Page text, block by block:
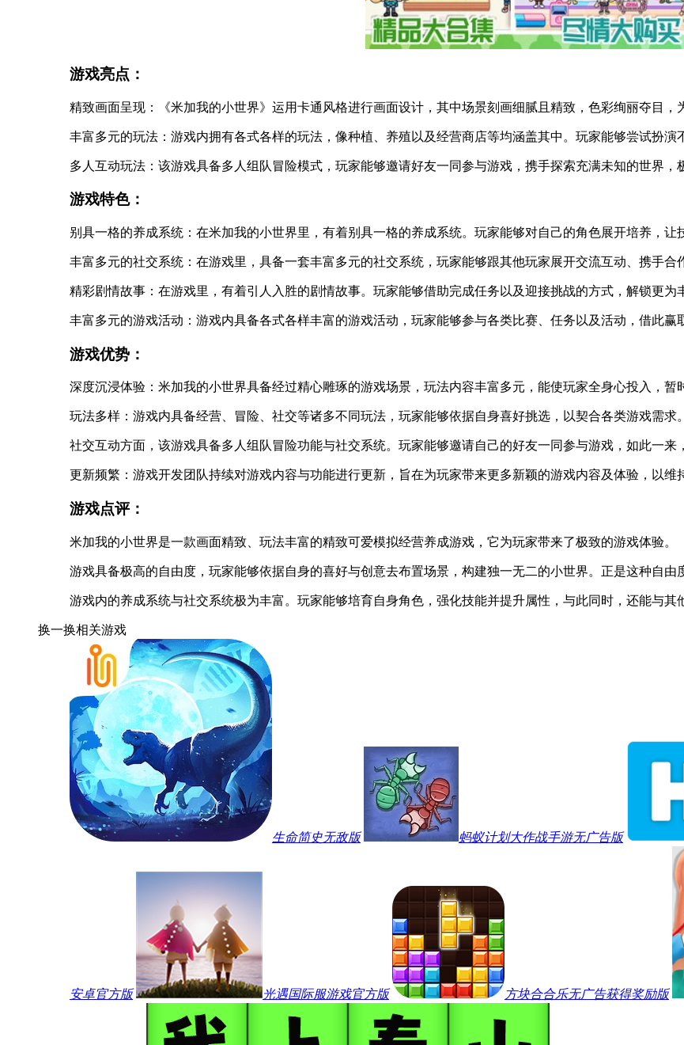
游戏亮点：
精致画面呈现：《米加我的小世界》运用卡通风格进行画面设计，其中场景刻画细腻且精致，色彩绚丽夺目，
丰富多元的玩法：游戏内拥有各式各样的玩法，像种植、养殖以及经营商店等均涵盖其中。玩家能够尝试扮演
多人互动玩法：该游戏具备多人组队冒险模式，玩家能够邀请好友一同参与游戏，携手探索充满未知的世界，
游戏特色：
别具一格的养成系统：在米加我的小世界里，有着别具一格的养成系统。玩家能够对自己的角色展开培养，让
丰富多元的社交系统：在游戏里，具备一套丰富多元的社交系统，玩家能够跟其他玩家展开交流互动、携手合
精彩剧情故事：在游戏里，有着引人入胜的剧情故事。玩家能够借助完成任务以及迎接挑战的方式，解锁更为
丰富多元的游戏活动：游戏内具备各式各样丰富的游戏活动，玩家能够参与各类比赛、任务以及活动，借此赢
游戏优势：
深度沉浸体验：米加我的小世界具备经过精心雕琢的游戏场景，玩法内容丰富多元，能使玩家全身心投入，暂
玩法多样：游戏内具备经营、冒险、社交等诸多不同玩法，玩家能够依据自身喜好挑选，以契合各类游戏需求。
社交互动方面，该游戏具备多人组队冒险功能与社交系统。玩家能够邀请自己的好友一同参与游戏，如此一来
更新频繁：游戏开发团队持续对游戏内容与功能进行更新，旨在为玩家带来更多新颖的游戏内容及体验，以维
游戏点评：
米加我的小世界是一款画面精致、玩法丰富的精致可爱模拟经营养成游戏，它为玩家带来了极致的游戏体验。
游戏具备极高的自由度，玩家能够依据自身的喜好与创意去布置场景，构建独一无二的小世界。正是这种自由
游戏内的养成系统与社交系统极为丰富。玩家能够培育自身角色，强化技能并提升属性，与此同时，还能与其
换一换相关游戏
生命简史无敌版 蚂蚁计划大作战手游无广告版
安卓官方版 光遇国际服游戏官方版 方块合合乐无广告获得奖励版